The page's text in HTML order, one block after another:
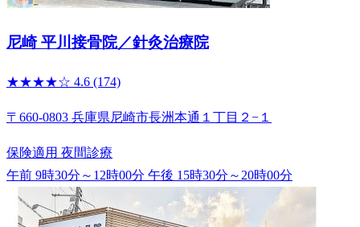
尼崎 平川接骨院／針灸治療院
★★★★☆ 4.6 (174)
〒660-0803 兵庫県尼崎市長洲本通１丁目２−１
保険適用 夜間診療
午前 9時30分～12時00分 午後 15時30分～20時00分